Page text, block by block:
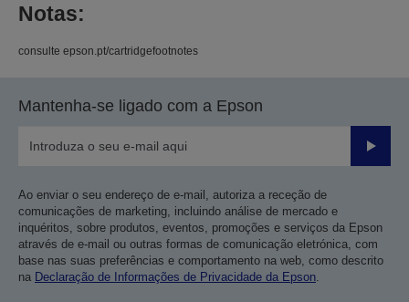
Notas:
consulte epson.pt/cartridgefootnotes
Mantenha-se ligado com a Epson
Enviar
Ao enviar o seu endereço de e-mail, autoriza a receção de
comunicações de marketing, incluindo análise de mercado e
inquéritos, sobre produtos, eventos, promoções e serviços da Epson
através de e-mail ou outras formas de comunicação eletrónica, com
base nas suas preferências e comportamento na web, como descrito
na Declaração de Informações de Privacidade da Epson